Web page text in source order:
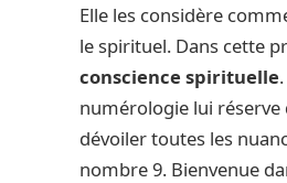
Elle les considère
le spirituel. Dans cette
conscience spirituelle
numérologie lui réserve
dévoiler toutes les
nombre 9. Bienvenue